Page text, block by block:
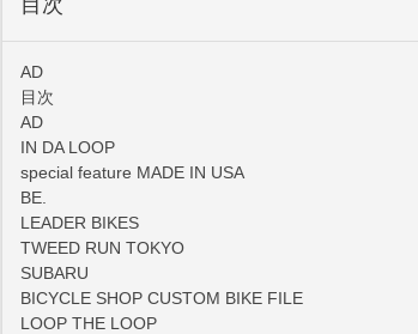
目次
AD
目次
AD
IN DA LOOP
special feature MADE IN USA
BE.
LEADER BIKES
TWEED RUN TOKYO
SUBARU
BICYCLE SHOP CUSTOM BIKE FILE
LOOP THE LOOP